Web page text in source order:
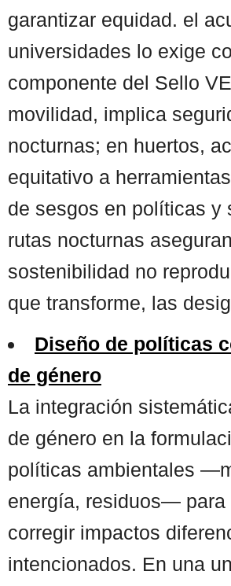
garantizar equidad. el
universidades lo exige
componente del Sello
movilidad, implica
nocturnas; en huertos,
equitativo a
de sesgos en políticas y
rutas nocturnas
sostenibilidad no
que transforme, las
Diseño de políticas
de género
La integración
de género en la
políticas ambientales
energía, residuos— para
corregir impactos
intencionados. En una